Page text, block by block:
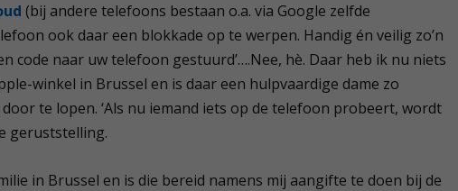
(bij andere telefoons bestaan o.a. via Google zelfde
ook daar een blokkade op te werpen. Handig én veilig zo’n
code naar uw telefoon gestuurd’….Nee, hè. Daar heb ik nu niets
winkel in Brussel en is daar een hulpvaardige dame zo
te lopen. ‘Als nu iemand iets op de telefoon probeert, wordt
geruststelling.
in Brussel en is die bereid namens mij aangifte te doen bij de